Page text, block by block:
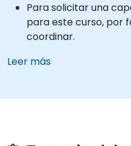
Para solicitar una
para este curso, por
coordinar.
Leer más